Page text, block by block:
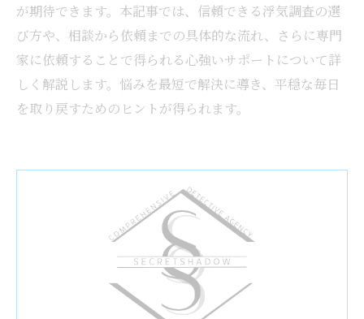
が期待できます。本記事では、信頼できる浮気調査の選
び方や、相談から依頼までの具体的な流れ、さらに専門
家に依頼することで得られる心強いサポートについて詳
しく解説します。悩みを最短で解決に導き、平穏な毎日
を取り戻すためのヒントが得られます。